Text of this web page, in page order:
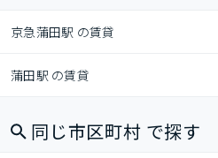
京急蒲田駅 の賃貸
蒲田駅 の賃貸
同じ市区町村 で探す